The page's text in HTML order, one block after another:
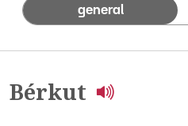
general
Bérkut